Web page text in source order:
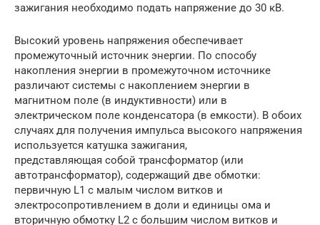
зажигания необходимо подать напряжение до 30 кВ.
Высокий уровень напряжения обеспечивает
промежуточный источник энергии. По способу
накопления энергии в промежуточном источнике
различают системы с накоплением энергии в
магнитном поле (в индуктивности) или в
электрическом поле конденсатора (в емкости). В обоих
случаях для получения импульса высокого напряжения
используется катушка зажигания,
представляющая собой трансформатор (или
автотрансформатор), содержащий две обмотки:
первичную L1 с малым числом витков и
электросопротивле­нием в доли и единицы ома и
вторичную обмотку L2 с большим числом витков и